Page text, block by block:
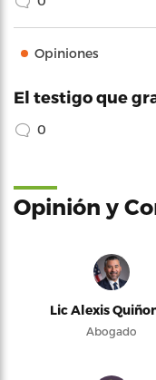
Opiniones
El testigo que
0
Opinión y
Lic Alexis
Abogado